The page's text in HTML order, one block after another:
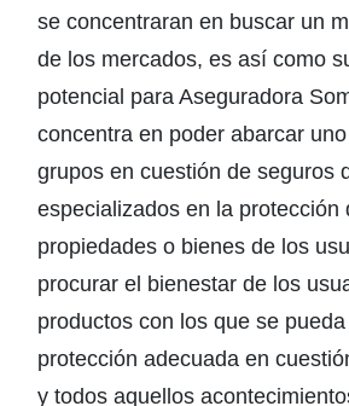
se concentraran en buscar un
de los mercados, es así como
potencial para Aseguradora
concentra en poder abarcar
grupos en cuestión de seguros
especializados en la protección
propiedades o bienes de los
procurar el bienestar de los
productos con los que se
protección adecuada en
y todos aquellos